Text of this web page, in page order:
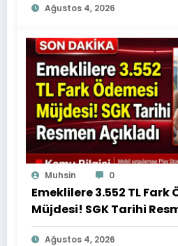
Ağustos 4, 2026
Muhsin 0
Emeklilere 3.552 TL Fark
Müjdesi! SGK Tarihi
Ağustos 4, 2026